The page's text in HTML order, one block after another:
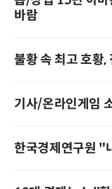
바람
불황 속 최고 호황,
기사/온라인게임
한국경제연구원 "